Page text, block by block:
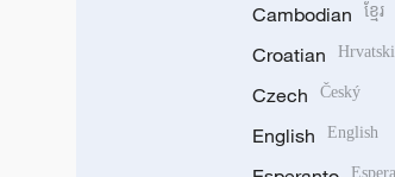
Cambodian ខ្មែរ
Croatian Hrvatski
Czech Český
English English